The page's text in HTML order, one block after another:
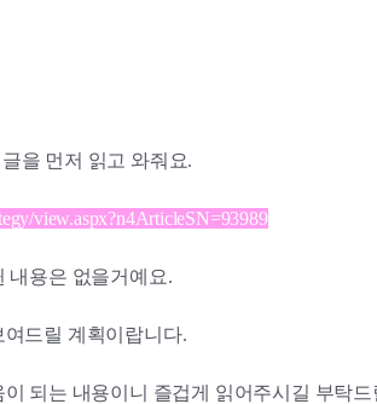
을 먼저 읽고 와줘요.
view.aspx?n4ArticleSN=93989
내용은 없을거예요.
드릴 계획이랍니다.
되는 내용이니 즐겁게 읽어주시길 부탁드